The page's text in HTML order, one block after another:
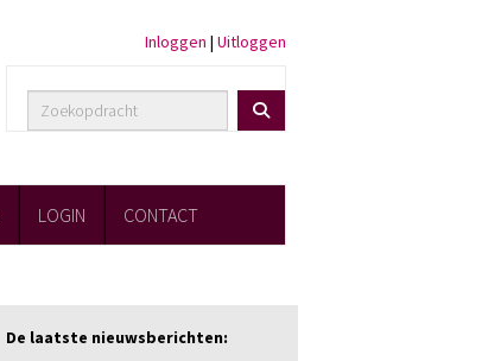
Inloggen | Uitloggen
LOGIN CONTACT
De laatste nieuwsberichten: